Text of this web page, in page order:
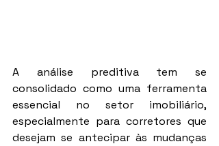
A análise preditiva tem se
consolidado como uma ferramenta
essencial no setor imobiliário,
especialmente para corretores que
desejam se antecipar às mudanças